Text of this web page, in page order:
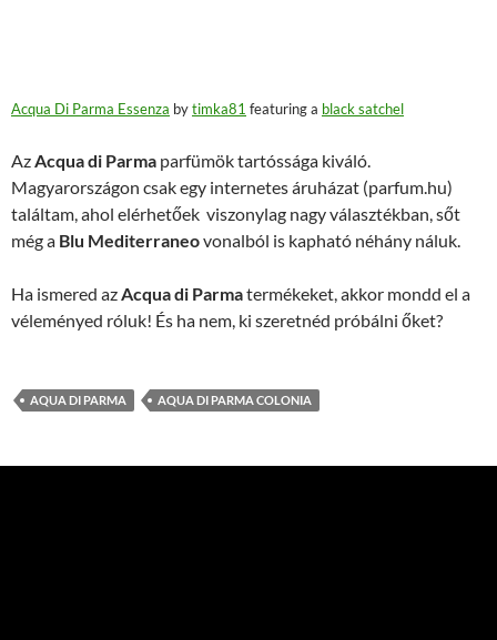
Acqua Di Parma Essenza bytimka81 featuring a black satchel
AzAcqua di Parma parfümök tartóssága kiváló.
Magyarországon csak egy internetes áruházat (parfum.hu)
találtam, ahol elérhetőek viszonylag nagy választékban, sőt
még a Blu Mediterraneovonalból is kapható néhány náluk.
Ha ismered azAcqua di Parmatermékeket, akkor mondd el a
véleményed róluk! És ha nem, ki szeretnéd próbálni őket?
AQUA DI PARMA AQUA DI PARMA COLONIA